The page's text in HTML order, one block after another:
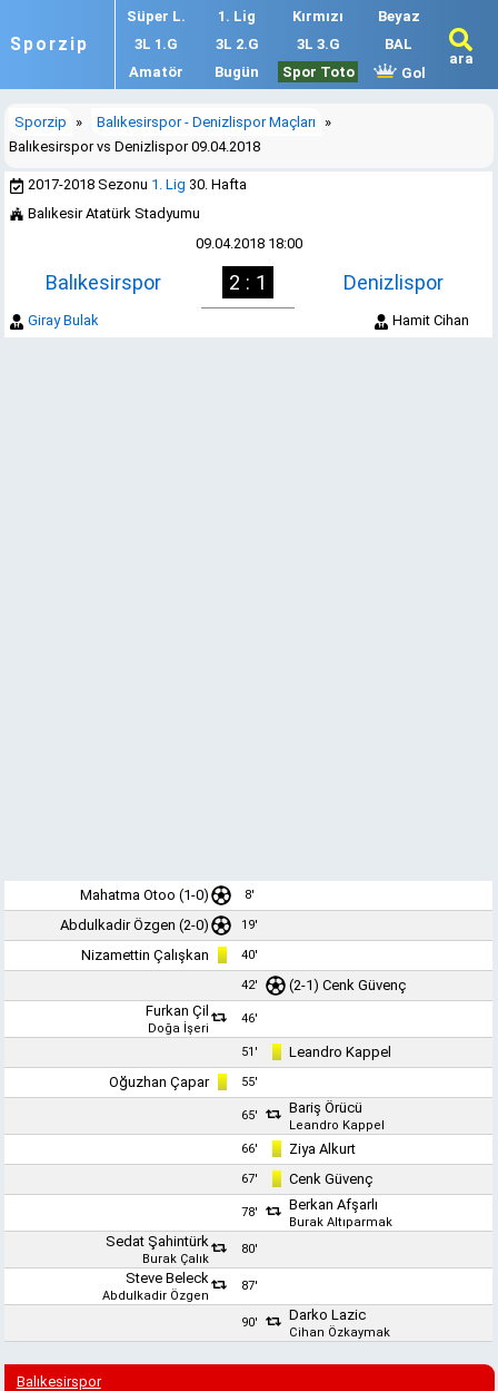
Sporzip
Süper L. 1. Lig Kırmızı
Beyaz
3L 1.G
3L 2.G 3L 3.G
BAL
Amatör
Bugün Spor Toto Gol
ara
Sporzip » Balıkesirspor - Denizlispor Maçları
»
Balıkesirspor vs Denizlispor 09.04.2018
2017-2018 Sezonu 1. Lig 30. Hafta
Balıkesir Atatürk Stadyumu
09.04.2018 18:00
Balıkesirspor 2 : 1 Denizlispor
Giray Bulak Hamit Cihan
Mahatma Otoo (1-0) 8'
Abdulkadir Özgen (2-0) 19'
Nizamettin Çalışkan 40'
42' (2-1)Cenk Güvenç
Furkan Çil
Doğa İşeri
46'
51'
Leandro Kappel
Oğuzhan Çapar
55'
65' Bariş Örücü
Leandro Kappel
66'
Ziya Alkurt
67' Cenk Güvenç
78' Berkan Afşarlı
Burak Altıparmak
Sedat Şahintürk
Burak Çalık
80'
Steve Beleck
Abdulkadir Özgen
87'
90' Darko Lazic
Cihan Özkaymak
Balıkesirspor